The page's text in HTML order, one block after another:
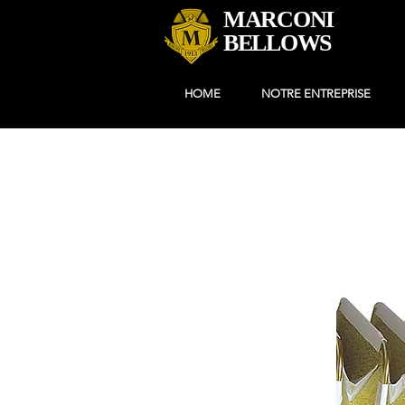
MARCONI
BELLOWS
HOME NOTRE ENTREPRISE